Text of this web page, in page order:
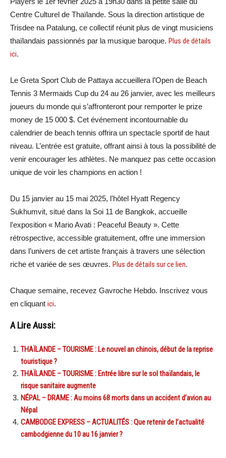
Centre Culturel de Thaïlande. Sous la direction artistique de
Trisdee na Patalung, ce collectif réunit plus de vingt musiciens
thaïlandais passionnés par la musique baroque. Plus de détails
ici.
Le Greta Sport Club de Pattaya accueillera l’Open de Beach
Tennis 3 Mermaids Cup du 24 au 26 janvier, avec les meilleurs
joueurs du monde qui s’affronteront pour remporter le prize
money de 15 000 $. Cet événement incontournable du
calendrier de beach tennis offrira un spectacle sportif de haut
niveau. L’entrée est gratuite, offrant ainsi à tous la possibilité de
venir encourager les athlètes. Ne manquez pas cette occasion
unique de voir les champions en action !
Du 15 janvier au 15 mai 2025, l’hôtel Hyatt Regency
Sukhumvit, situé dans la Soi 11 de Bangkok, accueille
l’exposition « Mario Avati : Peaceful Beauty ». Cette
rétrospective, accessible gratuitement, offre une immersion
dans l’univers de cet artiste français à travers une sélection
riche et variée de ses œuvres. Plus de détails sur ce lien.
Chaque semaine, recevez Gavroche Hebdo. Inscrivez vous
en cliquant ici.
A Lire Aussi:
THAÏLANDE – TOURISME : Le nouvel an chinois, début de la reprise
touristique ?
THAÏLANDE – TOURISME : Entrée libre sur le sol thaïlandais, le
risque sanitaire augmente
NÉPAL – DRAME : Au moins 68 morts dans un accident d’avion au
Népal
CAMBODGE EXPRESS – ACTUALITÉS : Que retenir de l’actualité
cambodgienne du 10 au 16 janvier ?